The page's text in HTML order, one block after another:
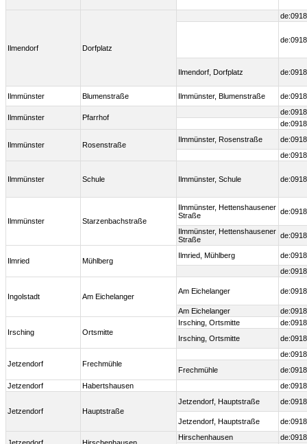
Ilmendorf Dorfplatz
Ilmendorf, Dorfplatz
Ilmmünster Blumenstraße Ilmmünster, Blumenstraße
Ilmmünster Pfarrhof
Ilmmünster Rosenstraße
Ilmmünster, Rosenstraße
Ilmmünster Schule Ilmmünster, Schule
Ilmmünster Starzenbachstraße
Ilmmünster, Hettenshausener
Straße
Ilmmünster, Hettenshausener
Straße
Ilmried Mühlberg
Ilmried, Mühlberg
Ingolstadt Am Eichelanger
Am Eichelanger
Am Eichelanger
Irsching Ortsmitte
Irsching, Ortsmitte
Irsching, Ortsmitte
Jetzendorf Frechmühle
Frechmühle
Jetzendorf
Habertshausen
Jetzendorf Hauptstraße
Jetzendorf, Hauptstraße
Jetzendorf, Hauptstraße
Hirschenhausen